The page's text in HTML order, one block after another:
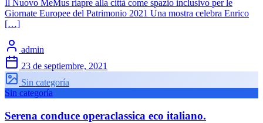
Il Nuovo MeMus riapre alla città come spazio inclusivo per le
Giornate Europee del Patrimonio 2021 Una mostra celebra Enrico
[…]
admin
23 de septiembre, 2021
Sin categoría
Sin categoría
Serena conduce operaclassica eco italiano.